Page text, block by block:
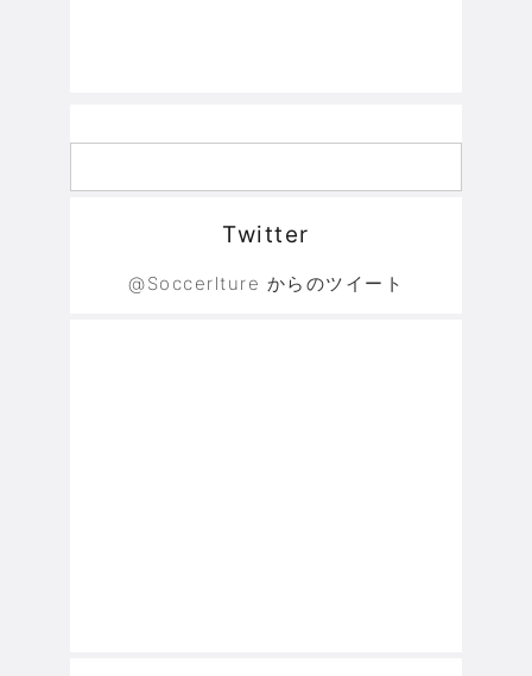
Twitter
@Soccerlture からのツイート